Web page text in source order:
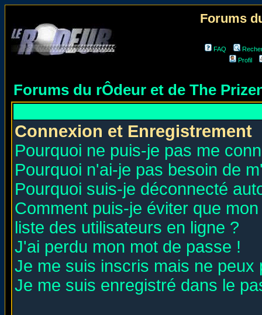
Forums
FAQ
Profil
Forums du rÔdeur et de The
Connexion et Enregistrement
Pourquoi ne puis-je pas me
Pourquoi n'ai-je pas besoin de
Pourquoi suis-je déconnecté
Comment puis-je éviter que
liste des utilisateurs en ligne ?
J'ai perdu mon mot de passe !
Je me suis inscris mais ne peux
Je me suis enregistré dans le